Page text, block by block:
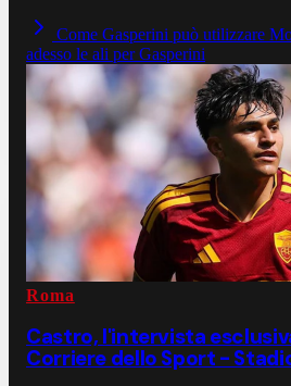
Come Gasperini può utilizzare
adesso le ali per Gasperini
Roma
Castro, l'intervista
Corriere dello Sport -